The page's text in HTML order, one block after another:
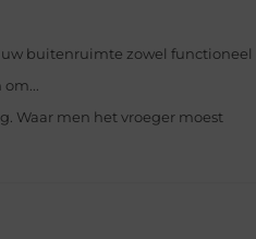
buitenruimte zowel functioneel
Waar men het vroeger moest